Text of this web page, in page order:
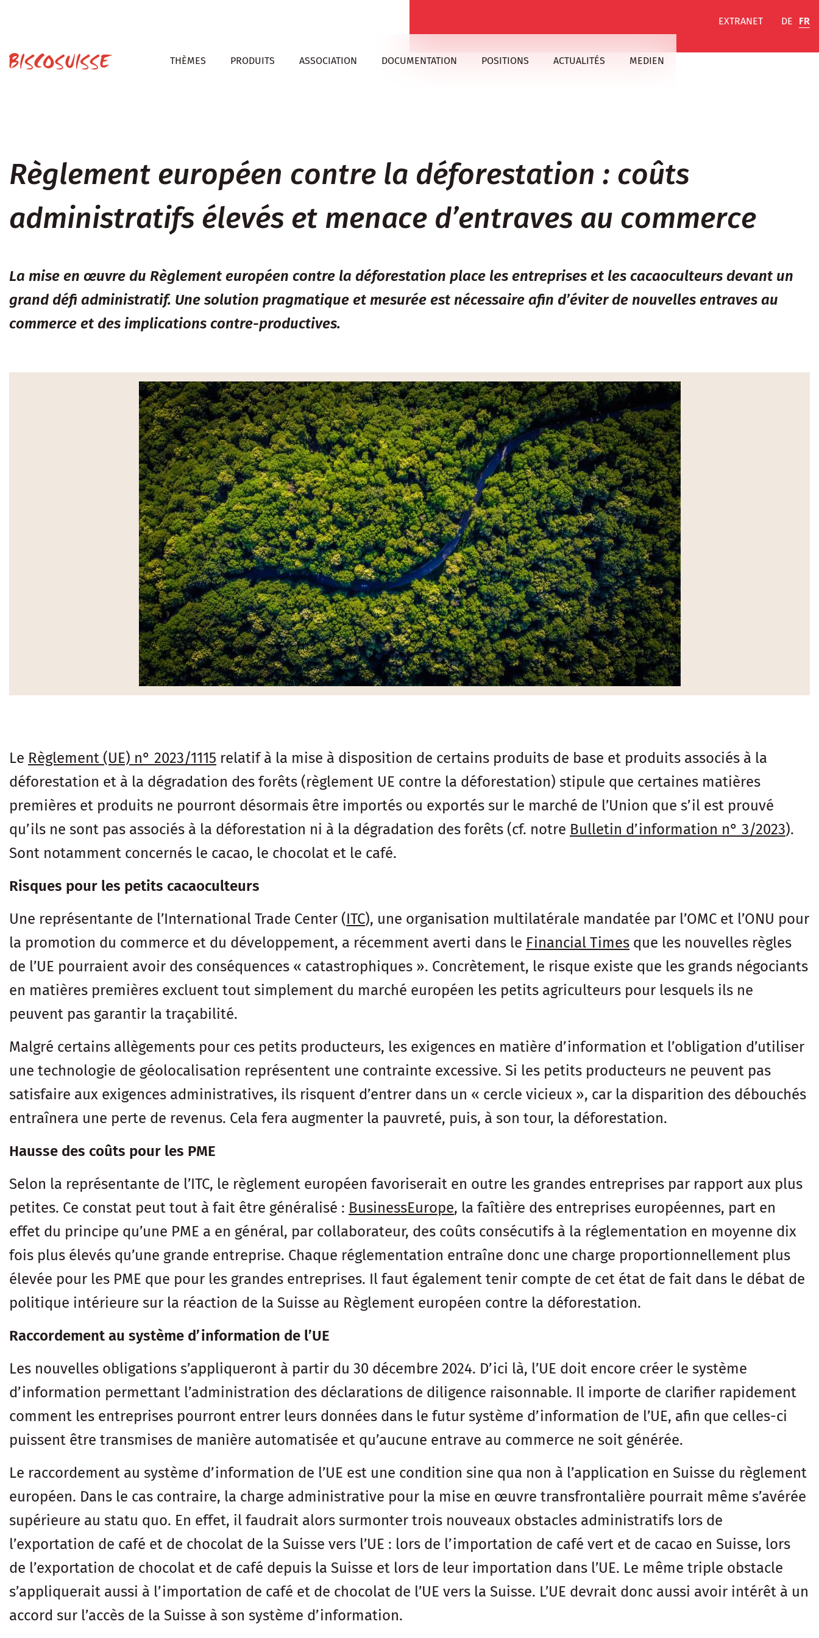
EXTRANET DE FR
THÈMES PRODUITS ASSOCIATION DOCUMENTATION POSITIONS ACTUALITÉS MEDIEN
Règlement européen contre la déforestation : coûts
administratifs élevés et menace d’entraves au commerce
La mise en œuvre du Règlement européen contre la déforestation place les entreprises et les cacaoculteurs devant un
grand défi administratif. Une solution pragmatique et mesurée est nécessaire afin d’éviter de nouvelles entraves au
commerce et des implications contre-productives.
Le Règlement (UE) n° 2023/1115 relatif à la mise à disposition de certains produits de base et produits associés à la
déforestation et à la dégradation des forêts (règlement UE contre la déforestation) stipule que certaines matières
premières et produits ne pourront désormais être importés ou exportés sur le marché de l’Union que s’il est prouvé
qu’ils ne sont pas associés à la déforestation ni à la dégradation des forêts (cf. notre Bulletin d’information n° 3/2023).
Sont notamment concernés le cacao, le chocolat et le café.
Risques pour les petits cacaoculteurs
Une représentante de l’International Trade Center (ITC), une organisation multilatérale mandatée par l’OMC et l’ONU pour
la promotion du commerce et du développement, a récemment averti dans le Financial Times que les nouvelles règles
de l’UE pourraient avoir des conséquences « catastrophiques ». Concrètement, le risque existe que les grands négociants
en matières premières excluent tout simplement du marché européen les petits agriculteurs pour lesquels ils ne
peuvent pas garantir la traçabilité.
Malgré certains allègements pour ces petits producteurs, les exigences en matière d’information et l’obligation d’utiliser
une technologie de géolocalisation représentent une contrainte excessive. Si les petits producteurs ne peuvent pas
satisfaire aux exigences administratives, ils risquent d’entrer dans un « cercle vicieux », car la disparition des débouchés
entraînera une perte de revenus. Cela fera augmenter la pauvreté, puis, à son tour, la déforestation.
Hausse des coûts pour les PME
Selon la représentante de l’ITC, le règlement européen favoriserait en outre les grandes entreprises par rapport aux plus
petites. Ce constat peut tout à fait être généralisé : BusinessEurope, la faîtière des entreprises européennes, part en
effet du principe qu’une PME a en général, par collaborateur, des coûts consécutifs à la réglementation en moyenne dix
fois plus élevés qu’une grande entreprise. Chaque réglementation entraîne donc une charge proportionnellement plus
élevée pour les PME que pour les grandes entreprises. Il faut également tenir compte de cet état de fait dans le débat de
politique intérieure sur la réaction de la Suisse au Règlement européen contre la déforestation.
Raccordement au système d’information de l’UE
Les nouvelles obligations s’appliqueront à partir du 30 décembre 2024. D’ici là, l’UE doit encore créer le système
d’information permettant l’administration des déclarations de diligence raisonnable. Il importe de clarifier rapidement
comment les entreprises pourront entrer leurs données dans le futur système d’information de l’UE, afin que celles-ci
puissent être transmises de manière automatisée et qu’aucune entrave au commerce ne soit générée.
Le raccordement au système d’information de l’UE est une condition sine qua non à l’application en Suisse du règlement
européen. Dans le cas contraire, la charge administrative pour la mise en œuvre transfrontalière pourrait même s’avérée
supérieure au statu quo. En effet, il faudrait alors surmonter trois nouveaux obstacles administratifs lors de
l’exportation de café et de chocolat de la Suisse vers l’UE : lors de l’importation de café vert et de cacao en Suisse, lors
de l’exportation de chocolat et de café depuis la Suisse et lors de leur importation dans l’UE. Le même triple obstacle
s’appliquerait aussi à l’importation de café et de chocolat de l’UE vers la Suisse. L’UE devrait donc aussi avoir intérêt à un
accord sur l’accès de la Suisse à son système d’information.